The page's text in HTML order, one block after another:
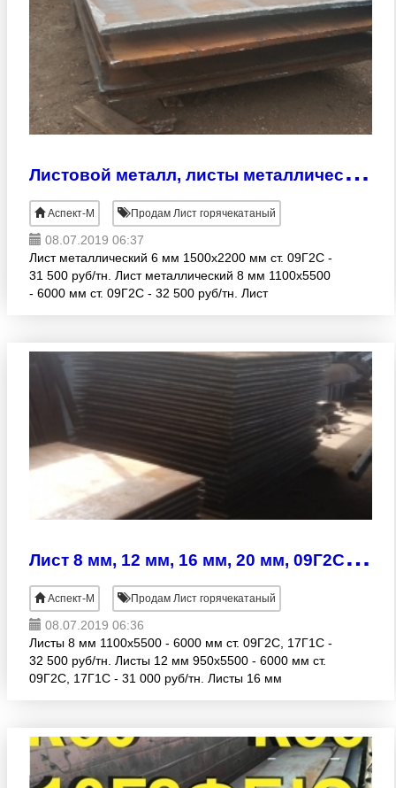
Л
истовой металл, листы металлические 6, 8 , 12 , 16, 20 мм
Аспект-М Продам Лист горячекатаный
08.07.2019 06:37
Лист металлический 6 мм 1500х2200 мм ст. 09Г2С -
31 500 руб/тн. Лист металлический 8 мм 1100х5500
- 6000 мм ст. 09Г2С - 32 500 руб/тн. Лист
Л
ист 8 мм, 12 мм, 16 мм, 20 мм, 09Г2С 30000р
Аспект-М Продам Лист горячекатаный
08.07.2019 06:36
Листы 8 мм 1100х5500 - 6000 мм ст. 09Г2С, 17Г1С -
32 500 руб/тн. Листы 12 мм 950х5500 - 6000 мм ст.
09Г2С, 17Г1С - 31 000 руб/тн. Листы 16 мм